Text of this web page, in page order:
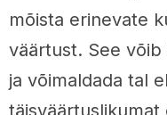
mõista erinevate
väärtust. See
ja võimaldada tal
täisväärtuslikumat